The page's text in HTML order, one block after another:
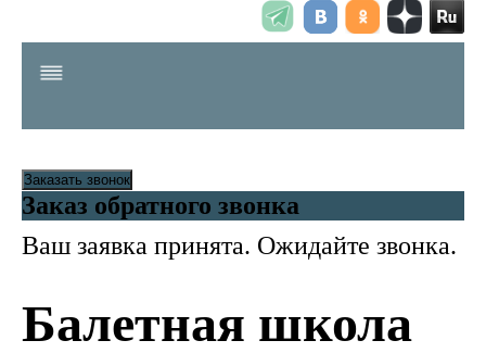
Заказать звонок
Заказ обратного звонка
Ваш заявка принята. Ожидайте звонка.
Балетная школа